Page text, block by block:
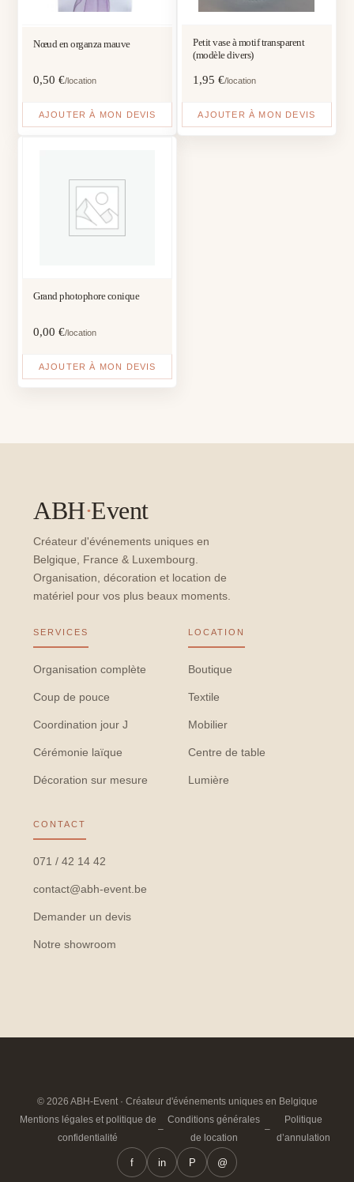
Nœud en organza mauve
0,50€/location
AJOUTER À MON DEVIS
Petit vase à motif transparent
(modèle divers)
1,95 €/location
AJOUTER À MON DEVIS
Grand photophore conique
0,00€/location
AJOUTER À MON DEVIS
ABH·Event
Créateur d'événements uniques en
Belgique, France & Luxembourg.
Organisation, décoration et location de
matériel pour vos plus beaux moments.
SERVICES
Organisation complète
Coup de pouce
Coordination jour J
Cérémonie laïque
Décoration sur mesure
LOCATION
Boutique
Textile
Mobilier
Centre de table
Lumière
CONTACT
071 / 42 14 42
contact@abh-event.be
Demander un devis
Notre showroom
© 2026 ABH-Event · Créateur d'événements uniques en Belgique
Mentions légales et politique de
confidentialité
–
Conditions générales
de location
–
Politique
d’annulation
f in P @